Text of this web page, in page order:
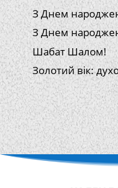
З Днем
З Днем
Шабат Шалом!
Золотий вік: